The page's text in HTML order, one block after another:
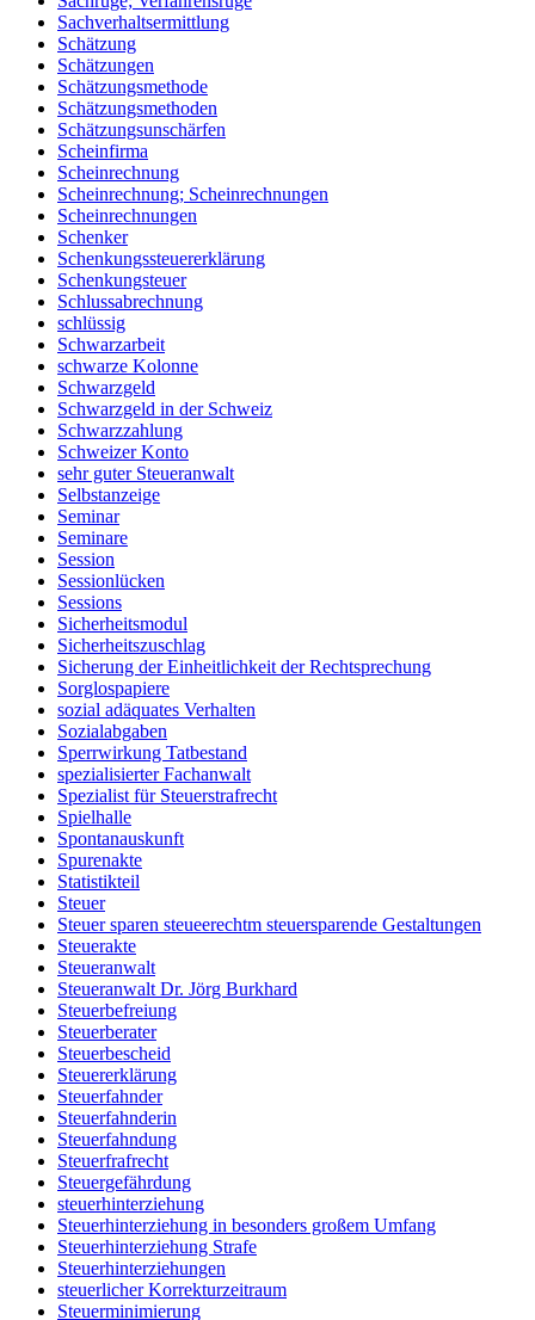
Sachverhaltsermittlung
Schätzung
Schätzungen
Schätzungsmethode
Schätzungsmethoden
Schätzungsunschärfen
Scheinfirma
Scheinrechnung
Scheinrechnung; Scheinrechnungen
Scheinrechnungen
Schenker
Schenkungssteuererklärung
Schenkungsteuer
Schlussabrechnung
schlüssig
Schwarzarbeit
schwarze Kolonne
Schwarzgeld
Schwarzgeld in der Schweiz
Schwarzzahlung
Schweizer Konto
sehr guter Steueranwalt
Selbstanzeige
Seminar
Seminare
Session
Sessionlücken
Sessions
Sicherheitsmodul
Sicherheitszuschlag
Sicherung der Einheitlichkeit der Rechtsprechung
Sorglospapiere
sozial adäquates Verhalten
Sozialabgaben
Sperrwirkung Tatbestand
spezialisierter Fachanwalt
Spezialist für Steuerstrafrecht
Spielhalle
Spontanauskunft
Spurenakte
Statistikteil
Steuer
Steuer sparen steueerechtm steuersparende Gestaltungen
Steuerakte
Steueranwalt
Steueranwalt Dr. Jörg Burkhard
Steuerbefreiung
Steuerberater
Steuerbescheid
Steuererklärung
Steuerfahnder
Steuerfahnderin
Steuerfahndung
Steuerfrafrecht
Steuergefährdung
steuerhinterziehung
Steuerhinterziehung in besonders großem Umfang
Steuerhinterziehung Strafe
Steuerhinterziehungen
steuerlicher Korrekturzeitraum
Steuerminimierung